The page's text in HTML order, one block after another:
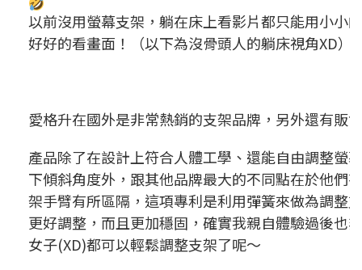
以前沒用螢幕支架，躺在床上看影片都只能用小
好好的看畫面！（以下為沒骨頭人的躺床視角XD）
愛格升在國外是非常熱銷的支架品牌，另外還有販
產品除了在設計上符合人體工學、還能自由調整螢
下傾斜角度外，跟其他品牌最大的不同點在於他們有
架手臂有所區隔，這項專利是利用彈簧來做為調整
更好調整，而且更加穩固，確實我親自體驗過後也
女子(XD)都可以輕鬆調整支架了呢～